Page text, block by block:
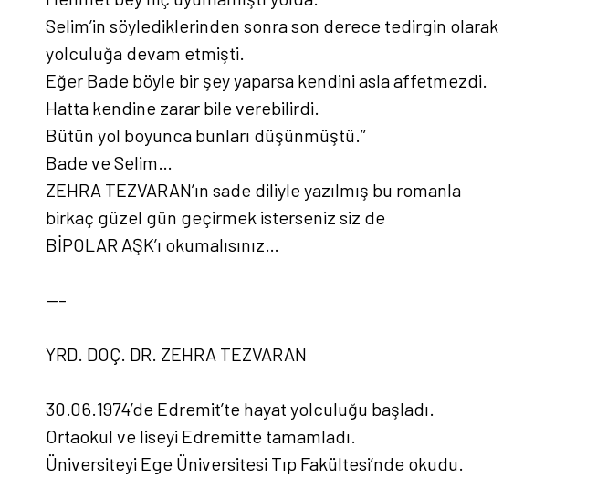
Selim’in söylediklerinden sonra son derece tedirgin olarak
yolculuğa devam etmişti.
Eğer Bade böyle bir şey yaparsa kendini asla affetmezdi.
Hatta kendine zarar bile verebilirdi.
Bütün yol boyunca bunları düşünmüştü.’’
Bade ve Selim…
ZEHRA TEZVARAN’ın sade diliyle yazılmış bu romanla
birkaç güzel gün geçirmek isterseniz siz de
BİPOLAR AŞK’ı okumalısınız…
—–
YRD. DOÇ. DR. ZEHRA TEZVARAN
30.06.1974’de Edremit’te hayat yolculuğu başladı.
Ortaokul ve liseyi Edremitte tamamladı.
Üniversiteyi Ege Üniversitesi Tıp Fakültesi’nde okudu.